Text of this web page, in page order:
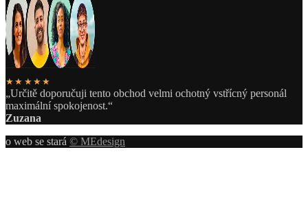
★★★★★
„Určitě doporučuji tento obchod velmi ochotný vstřícný personál
maximální spokojenost.“
Zuzana
o web se stará © MEdesign